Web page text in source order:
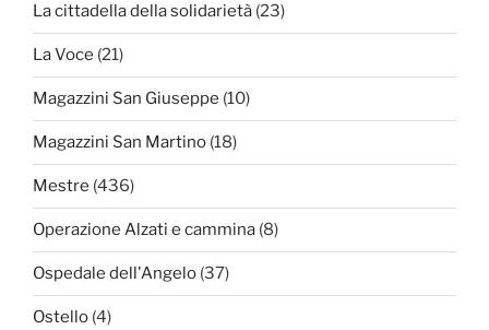
La cittadella della solidarietà (23)
La Voce (21)
Magazzini San Giuseppe (10)
Magazzini San Martino (18)
Mestre (436)
Operazione Alzati e cammina (8)
Ospedale dell'Angelo (37)
Ostello (4)